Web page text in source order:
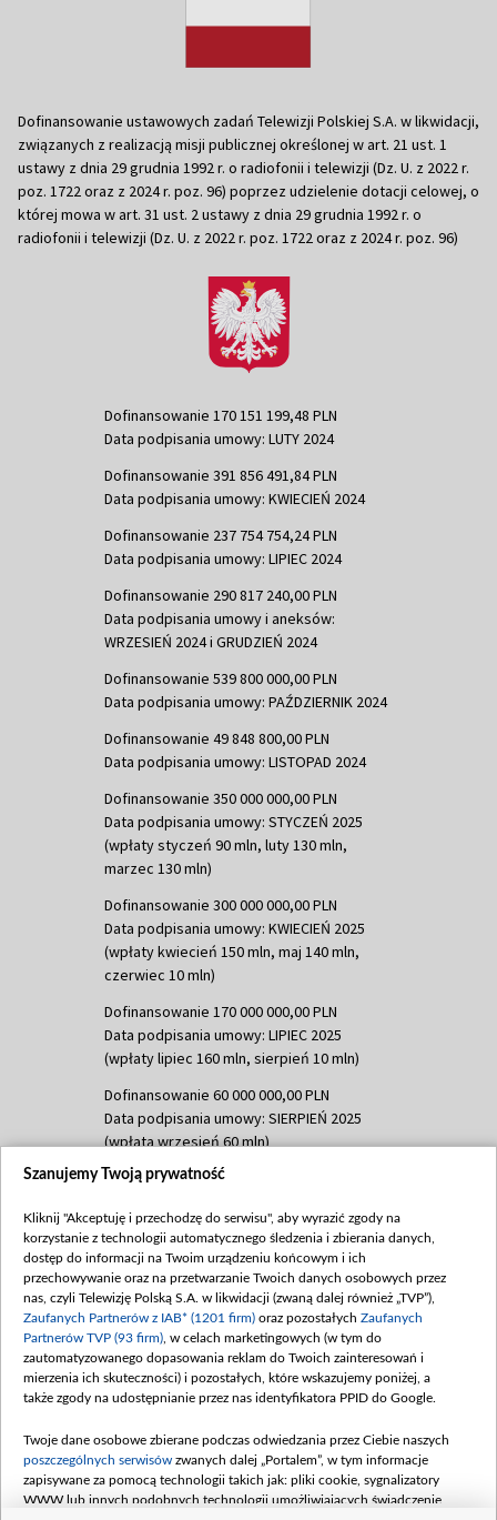
Dofinansowanie ustawowych zadań Telewizji Polskiej S.A. w likwidacji,
związanych z realizacją misji publicznej określonej w art. 21 ust. 1
ustawy z dnia 29 grudnia 1992 r. o radiofonii i telewizji (Dz. U. z 2022 r.
poz. 1722 oraz z 2024 r. poz. 96) poprzez udzielenie dotacji celowej, o
której mowa w art. 31 ust. 2 ustawy z dnia 29 grudnia 1992 r. o
radiofonii i telewizji (Dz. U. z 2022 r. poz. 1722 oraz z 2024 r. poz. 96)
Dofinansowanie 170 151 199,48 PLN
Data podpisania umowy: LUTY 2024
Dofinansowanie 391 856 491,84 PLN
Data podpisania umowy: KWIECIEŃ 2024
Dofinansowanie 237 754 754,24 PLN
Data podpisania umowy: LIPIEC 2024
Dofinansowanie 290 817 240,00 PLN
Data podpisania umowy i aneksów:
WRZESIEŃ 2024 i GRUDZIEŃ 2024
Dofinansowanie 539 800 000,00 PLN
Data podpisania umowy: PAŹDZIERNIK 2024
Dofinansowanie 49 848 800,00 PLN
Data podpisania umowy: LISTOPAD 2024
Dofinansowanie 350 000 000,00 PLN
Data podpisania umowy: STYCZEŃ 2025
(wpłaty styczeń 90 mln, luty 130 mln,
marzec 130 mln)
Dofinansowanie 300 000 000,00 PLN
Data podpisania umowy: KWIECIEŃ 2025
(wpłaty kwiecień 150 mln, maj 140 mln,
czerwiec 10 mln)
Dofinansowanie 170 000 000,00 PLN
Data podpisania umowy: LIPIEC 2025
(wpłaty lipiec 160 mln, sierpień 10 mln)
Dofinansowanie 60 000 000,00 PLN
Data podpisania umowy: SIERPIEŃ 2025
(wpłata wrzesień 60 mln)
Dofinansowanie 635 783 051,21 PLN
(wpłata wrzesień 100 mln, październik 350
mln, listopad 265 mln)
Dofinansowanie 48 862 000,00 PLN
Data podpisania umowy: GRUDZIEŃ 2025
(wpłata grudzień 60,548 mln)
Dofinansowanie 900 000 000,00 PLN
Data podpisania umowy: LUTY 2026 (wpłata
kwiecień 180 mln, 7 maja 180 mln, 8
czerwca 90 mln)
Dofinansowanie 250 000 000,00 PLN
Szanujemy Twoją prywatność
Kliknij "Akceptuję i przechodzę do serwisu", aby wyrazić zgody na
korzystanie z technologii automatycznego śledzenia i zbierania danych,
dostęp do informacji na Twoim urządzeniu końcowym i ich
przechowywanie oraz na przetwarzanie Twoich danych osobowych przez
nas, czyli Telewizję Polską S.A. w likwidacji (zwaną dalej również „TVP”),
Zaufanych Partnerów z IAB* (1201 firm) oraz pozostałych Zaufanych
Partnerów TVP (93 firm) , w celach marketingowych (w tym do
zautomatyzowanego dopasowania reklam do Twoich zainteresowań i
mierzenia ich skuteczności) i pozostałych, które wskazujemy poniżej, a
także zgody na udostępnianie przez nas identyfikatora PPID do Google.
Twoje dane osobowe zbierane podczas odwiedzania przez Ciebie naszych
poszczególnych serwisów zwanych dalej „Portalem”, w tym informacje
zapisywane za pomocą technologii takich jak: pliki cookie, sygnalizatory
WWW lub innych podobnych technologii umożliwiających świadczenie